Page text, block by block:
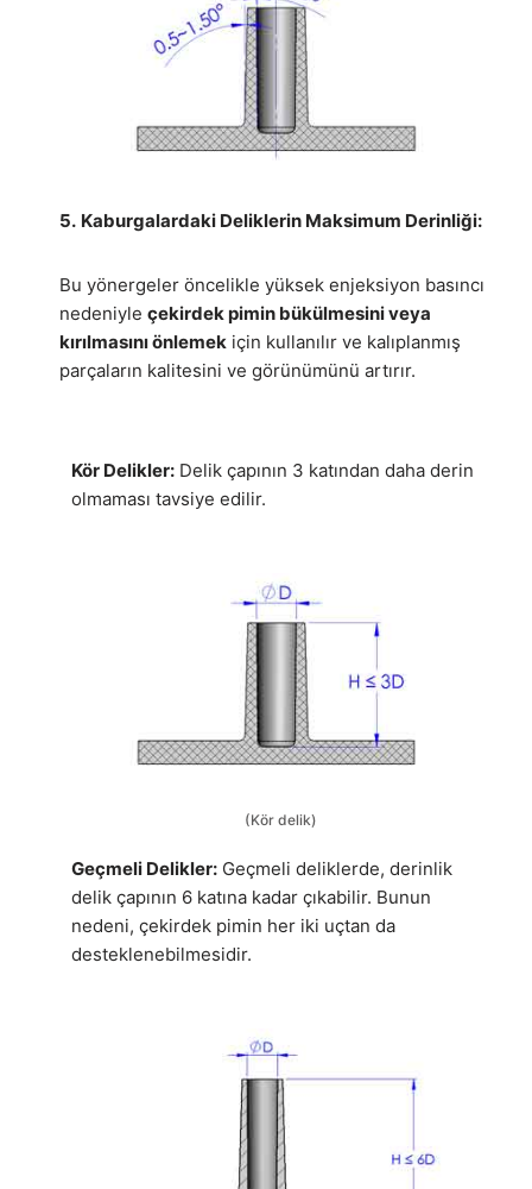
5. Kaburgalardaki Deliklerin Maksimum Derinliği:
Bu yönergeler öncelikle yüksek enjeksiyon basıncı
nedeniyle çekirdek pimin bükülmesini veya
kırılmasını önlemek için kullanılır ve kalıplanmış
parçaların kalitesini ve görünümünü artırır.
Kör Delikler: Delik çapının 3 katından daha derin
olmaması tavsiye edilir.
(Kör delik)
Geçmeli Delikler: Geçmeli deliklerde, derinlik
delik çapının 6 katına kadar çıkabilir. Bunun
nedeni, çekirdek pimin her iki uçtan da
desteklenebilmesidir.